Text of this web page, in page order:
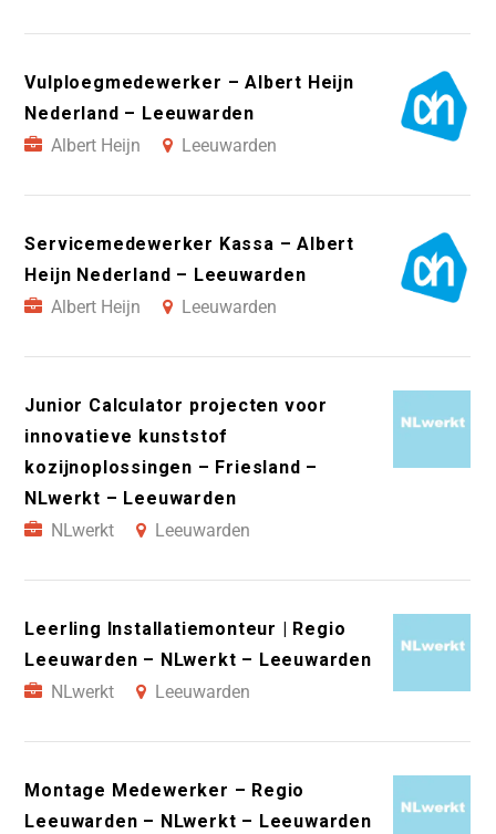
Vulploegmedewerker – Albert Heijn
Nederland – Leeuwarden
Albert Heijn
Leeuwarden
Servicemedewerker Kassa – Albert
Heijn Nederland – Leeuwarden
Albert Heijn
Leeuwarden
Junior Calculator projecten voor
innovatieve kunststof
kozijnoplossingen – Friesland –
NLwerkt – Leeuwarden
NLwerkt
Leeuwarden
Leerling Installatiemonteur | Regio
Leeuwarden – NLwerkt – Leeuwarden
NLwerkt
Leeuwarden
Montage Medewerker – Regio
Leeuwarden – NLwerkt – Leeuwarden